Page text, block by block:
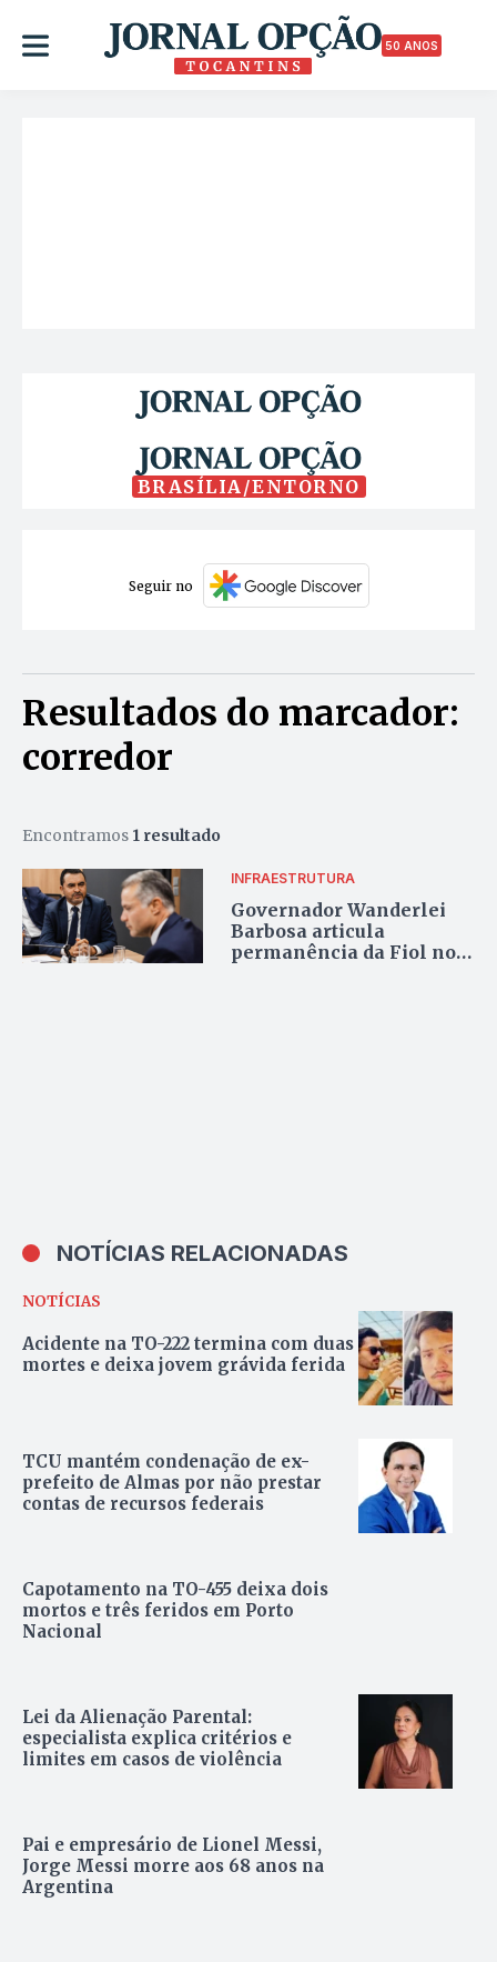
50 ANOS
BRASÍLIA/ENTORNO
Seguir no
Resultados do marcador:
corredor
Encontramos 1 resultado
INFRAESTRUTURA
Governador Wanderlei
Barbosa articula
permanência da Fiol no
NOTÍCIAS RELACIONADAS
NOTÍCIAS
Acidente na TO-222 termina com duas
mortes e deixa jovem grávida ferida
TCU mantém condenação de ex-
prefeito de Almas por não prestar
contas de recursos federais
Capotamento na TO-455 deixa dois
mortos e três feridos em Porto
Nacional
Lei da Alienação Parental:
especialista explica critérios e
limites em casos de violência
Pai e empresário de Lionel Messi,
Jorge Messi morre aos 68 anos na
Argentina